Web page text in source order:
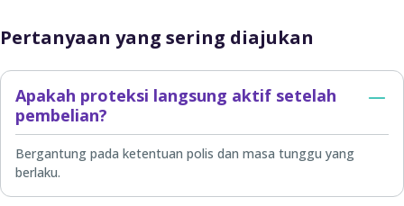
Pertanyaan yang sering diajukan
Apakah proteksi langsung aktif setelah
pembelian?
Bergantung pada ketentuan polis dan masa tunggu yang
berlaku.